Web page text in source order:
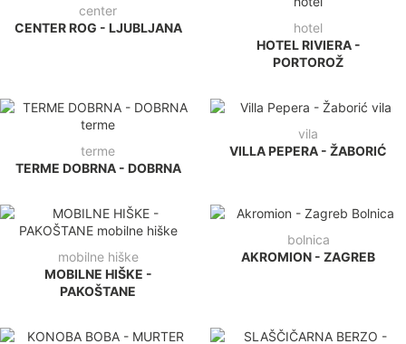
center
CENTER ROG - LJUBLJANA
hotel
HOTEL RIVIERA -
PORTOROŽ
terme
TERME DOBRNA - DOBRNA
vila
VILLA PEPERA - ŽABORIĆ
mobilne hiške
MOBILNE HIŠKE -
PAKOŠTANE
bolnica
AKROMION - ZAGREB